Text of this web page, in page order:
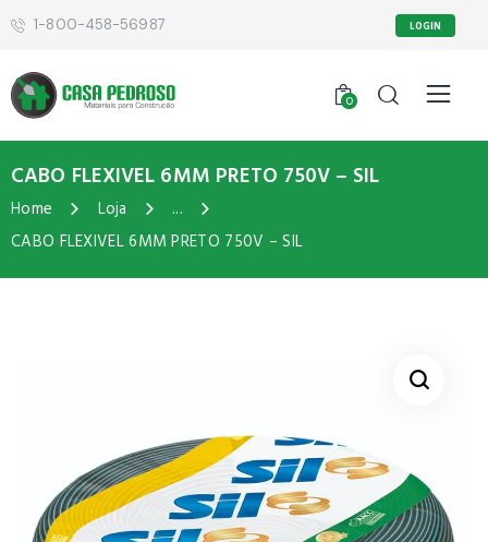
1-800-458-56987 LOGIN
0
CABO FLEXIVEL 6MM PRETO 750V – SIL
Home Loja
...
CABO FLEXIVEL 6MM PRETO 750V – SIL